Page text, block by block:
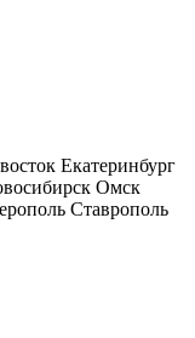
Екатеринбург
Омск
Ставрополь